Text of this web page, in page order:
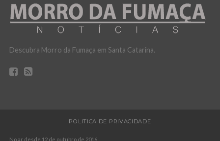
Descubra Morro da Fumaça em Santa Catarina.
POLITICA DE PRIVACIDADE
No ar desde 12 de outubro de 2016